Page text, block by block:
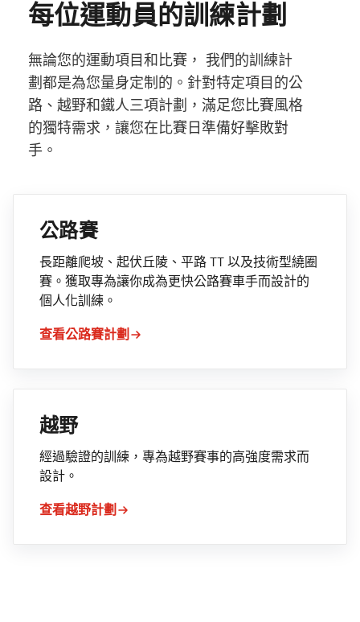
每位運動員的訓練計劃
無論您的運動項目和比賽， 我們的訓練計
劃都是為您量身定制的。針對特定項目的公
路、越野和鐵人三項計劃，滿足您比賽風格
的獨特需求，讓您在比賽日準備好擊敗對
手。
公路賽
長距離爬坡、起伏丘陵、平路 TT 以及技術型繞圈
賽。獲取專為讓你成為更快公路賽車手而設計的
個人化訓練。
查看公路賽計劃
越野
經過驗證的訓練，專為越野賽事的高強度需求而
設計。
查看越野計劃